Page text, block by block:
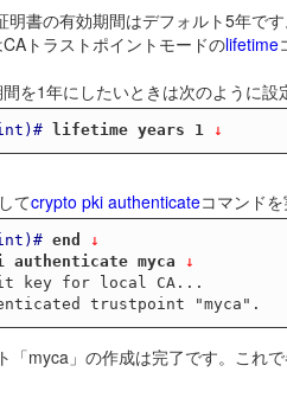
明書の有効期間はデフォルト5年で
トラストポイントモードのlifetime
を1年にしたいときは次のように設
lifetime years 1 ↓
てcrypto pki authenticateコマンド
end
↓
authenticate myca ↓
key for local CA...
「myca」の作成は完了です。これ